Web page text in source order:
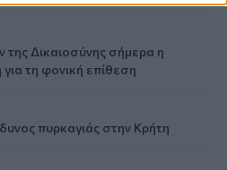
Δικαιοσύνης σήμερα η
τη φονική επίθεση
πυρκαγιάς στην Κρήτη